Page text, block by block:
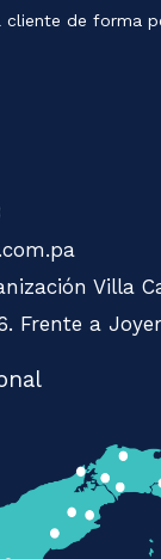
cliente de forma
Villa
Frente a